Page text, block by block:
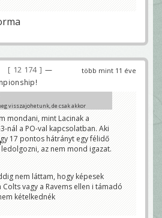
több mint 11 éve
12 174
—
visszajohetunk, de csak akkor
egyszerűen annyira nincs tűz 😕
ellopta a biblia órán a tüzet ahelyett
a saját melegéből 😀
mondani, mint Lacinak a
nál a PO-val kapcsolatban. Aki
17 pontos hátrányt egy félidő
az nem mond igazat.
nem láttam, hogy képesek
Colts vagy a Ravems ellen i támadó
kételkednék